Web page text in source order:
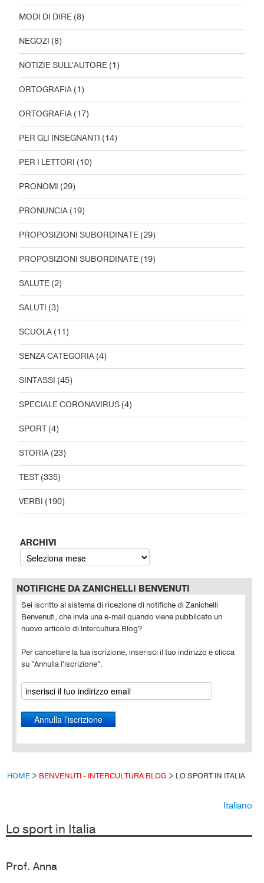
MODI DI DIRE (8)
NEGOZI (8)
NOTIZIE SULL'AUTORE (1)
ORTOGRAFIA (1)
ORTOGRAFIA (17)
PER GLI INSEGNANTI (14)
PER I LETTORI (10)
PRONOMI (29)
PRONUNCIA (19)
PROPOSIZIONI SUBORDINATE (29)
PROPOSIZIONI SUBORDINATE (19)
SALUTE (2)
SALUTI (3)
SCUOLA (11)
SENZA CATEGORIA (4)
SINTASSI (45)
SPECIALE CORONAVIRUS (4)
SPORT (4)
STORIA (23)
TEST (335)
VERBI (190)
ARCHIVI
NOTIFICHE DA ZANICHELLI BENVENUTI
Sei iscritto al sistema di ricezione di notifiche di Zanichelli
Benvenuti, che invia una e-mail quando viene pubblicato un
nuovo articolo di Intercultura Blog?
Per cancellare la tua iscrizione, inserisci il tuo indirizzo e clicca
su "Annulla l'iscrizione".
HOME > BENVENUTI - INTERCULTURA BLOG > LO SPORT IN ITALIA
Italiano
Lo sport in Italia
Prof. Anna